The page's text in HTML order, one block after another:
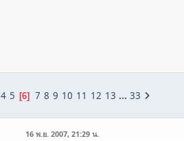
4 5 6 7 8 9 10 11 12 13 ... 33
16 พ.ย. 2007, 21:29 น.